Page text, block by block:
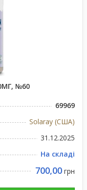
№60
69969
Solaray (США)
31.12.2025
На складі
700,00 грн